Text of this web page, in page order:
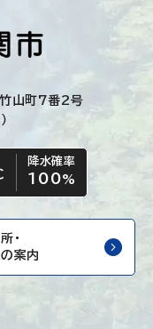
山町7番2号
降水確率
100%
・
案内